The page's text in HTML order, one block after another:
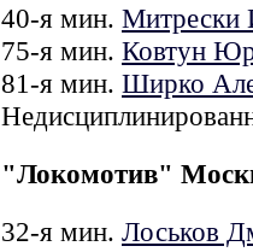
40-я мин. Митрески
75-я мин. Ковтун
81-я мин. Ширко
"Локомотив"
32-я мин. Лоськов